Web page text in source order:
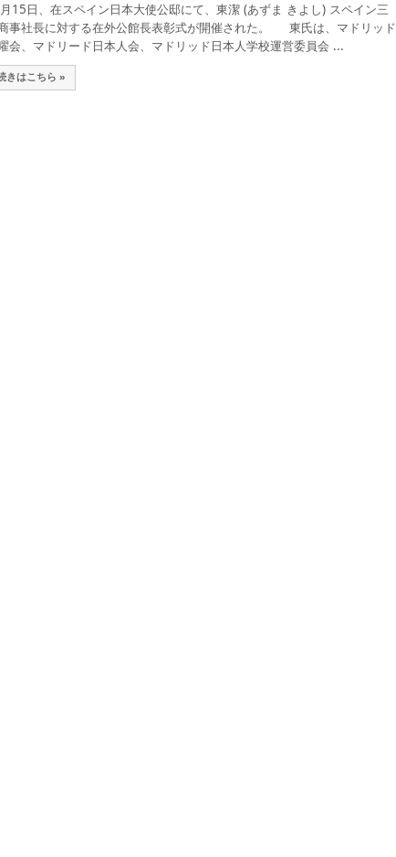
15日、在スペイン日本大使公邸にて、東潔 (あずま きよし) スペイン三
事社長に対する在外公館長表彰式が開催された。 東氏は、マドリッド
会、マドリード日本人会、マドリッド日本人学校運営委員会 ...
きはこちら »